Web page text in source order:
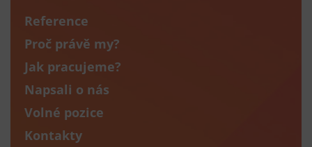
Reference
Proč právě my?
Jak pracujeme?
Napsali o nás
Volné pozice
Kontakty